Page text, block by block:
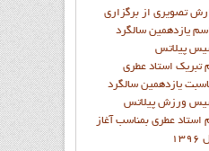
تصويري از برگزاري
يازدهمين سالگرد
پيلاتس
تبريک استاد عطري
يازدهمين سالگرد
ورزش پيلاتس
استاد عطري بمناسب آغاز